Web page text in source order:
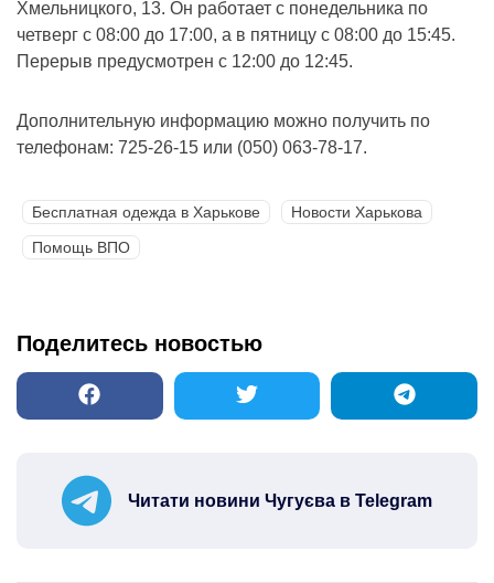
Хмельницкого, 13. Он работает с понедельника по
четверг с 08:00 до 17:00, а в пятницу с 08:00 до 15:45.
Перерыв предусмотрен с 12:00 до 12:45.
Дополнительную информацию можно получить по
телефонам: 725-26-15 или (050) 063-78-17.
Бесплатная одежда в Харькове
Новости Харькова
Помощь ВПО
Поделитесь новостью
Читати новини Чугуєва в Telegram